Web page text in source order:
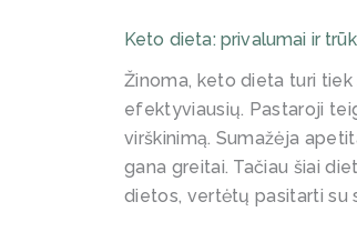
Keto dieta: privalumai ir
Žinoma, keto dieta turi
efektyviausių. Pastaroji
virškinimą. Sumažėja
gana greitai. Tačiau šiai
dietos, vertėtų pasitarti su